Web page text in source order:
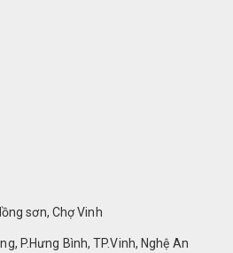
sơn, Chợ Vinh
P.Hưng Bình, TP.Vinh, Nghệ An